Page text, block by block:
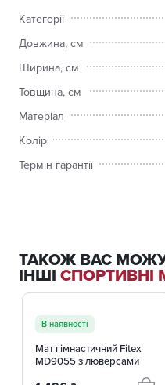
Категорії
Довжина, см
Ширина, см
Товщина, см
Матеріал
Колір
Термін гарантії
ТАКОЖ ВАС
ІНШІ СПОРТИВНІ
В наявності
Мат гімнастичний Fitex
MD9055 з люверсами